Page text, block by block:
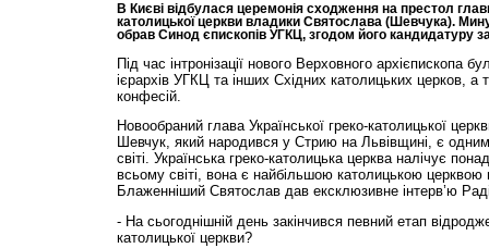
В Києві відбулася церемонія сходження на престол
католицької церкви владики Святослава (Шевчука).
обрав Синод єпископів УГКЦ, згодом його кандидатуру
Під час інтронізації нового Верховного архієпископа
ієрархів УГКЦ та інших Східних католицьких церков, а
конфесій.
Новообраний глава Української греко-католицької
Шевчук, який народився у Стрию на Львівщині, є
світі. Українська греко-католицька церква налічує
всьому світі, вона є найбільшою католицькою церквою
Блаженніший Святослав дав ексклюзивне інтерв’ю
- На сьогоднішній день закінчився певний етап
католицької церкви?